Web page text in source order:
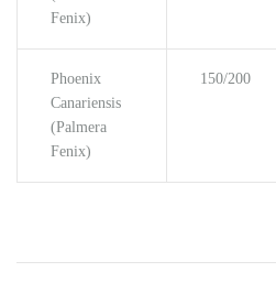
Fenix)
Phoenix
Canariensis
(Palmera
Fenix)
150/200